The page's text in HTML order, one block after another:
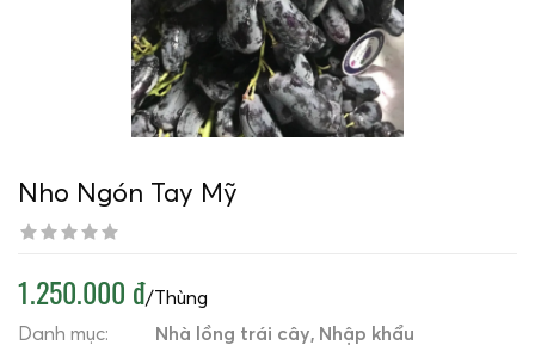
Nho Ngón Tay Mỹ
1.250.000 đ/Thùng
Danh mục:
Nhà lồng trái cây
Nhập khẩu